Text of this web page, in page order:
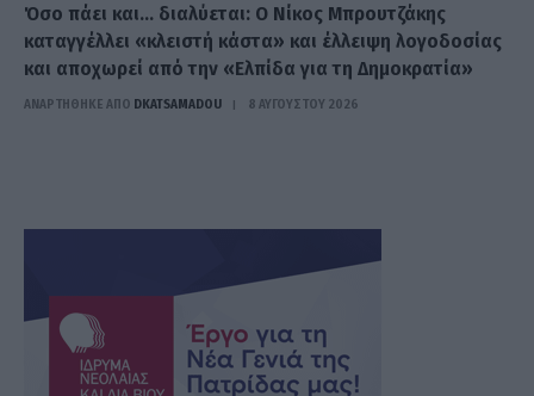
Όσο πάει και… διαλύεται: Ο Νίκος Μπρουτζάκης
καταγγέλλει «κλειστή κάστα» και έλλειψη λογοδοσίας
και αποχωρεί από την «Ελπίδα για τη Δημοκρατία»
ΑΝΑΡΤΗΘΗΚΕ ΑΠΟ DKATSAMADOU 8 ΑΥΓΟΎΣΤΟΥ 2026